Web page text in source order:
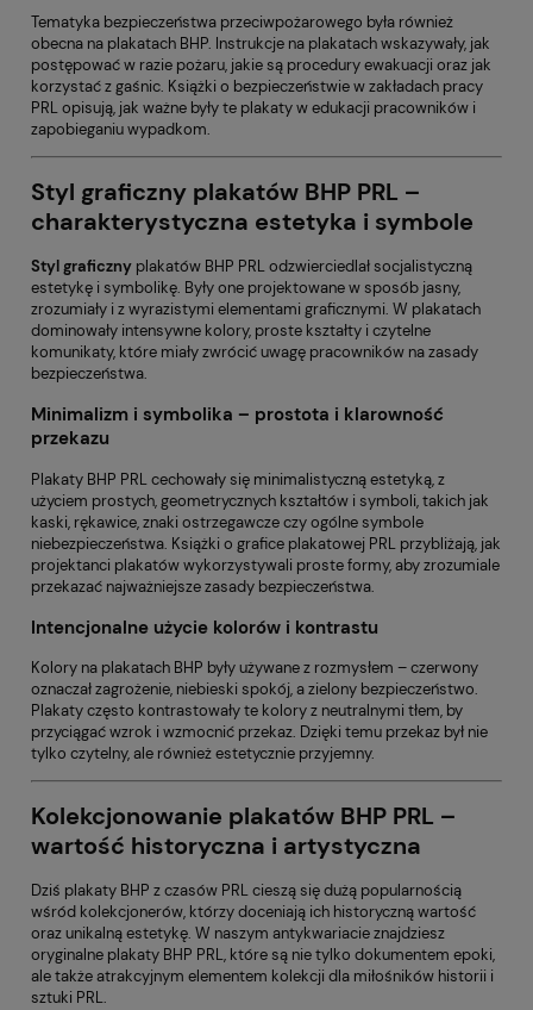
Tematyka bezpieczeństwa przeciwpożarowego była również
obecna na plakatach BHP. Instrukcje na plakatach wskazywały, jak
postępować w razie pożaru, jakie są procedury ewakuacji oraz jak
korzystać z gaśnic. Książki o bezpieczeństwie w zakładach pracy
PRL opisują, jak ważne były te plakaty w edukacji pracowników i
zapobieganiu wypadkom.
Styl graficzny plakatów BHP PRL –
charakterystyczna estetyka i symbole
Styl graficzny plakatów BHP PRL odzwierciedlał socjalistyczną
estetykę i symbolikę. Były one projektowane w sposób jasny,
zrozumiały i z wyrazistymi elementami graficznymi. W plakatach
dominowały intensywne kolory, proste kształty i czytelne
komunikaty, które miały zwrócić uwagę pracowników na zasady
bezpieczeństwa.
Minimalizm i symbolika – prostota i klarowność
przekazu
Plakaty BHP PRL cechowały się minimalistyczną estetyką, z
użyciem prostych, geometrycznych kształtów i symboli, takich jak
kaski, rękawice, znaki ostrzegawcze czy ogólne symbole
niebezpieczeństwa. Książki o grafice plakatowej PRL przybliżają, jak
projektanci plakatów wykorzystywali proste formy, aby zrozumiale
przekazać najważniejsze zasady bezpieczeństwa.
Intencjonalne użycie kolorów i kontrastu
Kolory na plakatach BHP były używane z rozmysłem – czerwony
oznaczał zagrożenie, niebieski spokój, a zielony bezpieczeństwo.
Plakaty często kontrastowały te kolory z neutralnymi tłem, by
przyciągać wzrok i wzmocnić przekaz. Dzięki temu przekaz był nie
tylko czytelny, ale również estetycznie przyjemny.
Kolekcjonowanie plakatów BHP PRL –
wartość historyczna i artystyczna
Dziś plakaty BHP z czasów PRL cieszą się dużą popularnością
wśród kolekcjonerów, którzy doceniają ich historyczną wartość
oraz unikalną estetykę. W naszym antykwariacie znajdziesz
oryginalne plakaty BHP PRL, które są nie tylko dokumentem epoki,
ale także atrakcyjnym elementem kolekcji dla miłośników historii i
sztuki PRL.